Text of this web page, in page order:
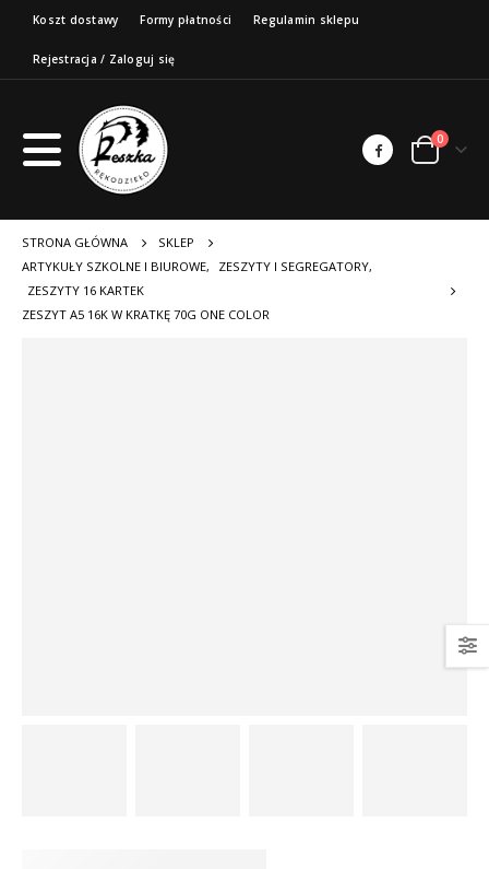
Koszt dostawy Formy płatności Regulamin sklepu
Rejestracja / Zaloguj się
0
STRONA GŁÓWNA
SKLEP
ARTYKUŁY SZKOLNE I BIUROWE, ZESZYTY I SEGREGATORY,
ZESZYTY 16 KARTEK
ZESZYT A5 16K W KRATKĘ 70G ONE COLOR